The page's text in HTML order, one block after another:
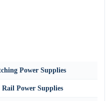
Power Supplies
Power Supplies